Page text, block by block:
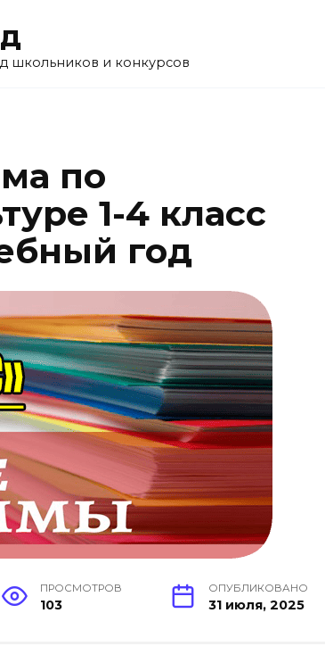
школьников и конкурсов
по
1-4 класс
год
ПРОСМОТРОВ
103
ОПУБЛИКОВАНО
31 июля, 2025